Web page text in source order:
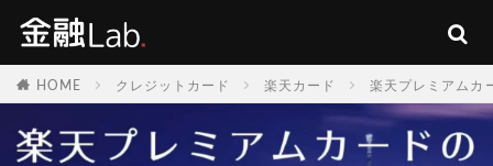
HOME クレジットカード 楽天カード 楽天プレミアムカ